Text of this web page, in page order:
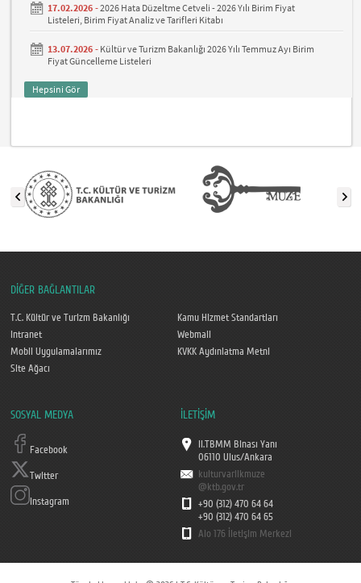
17.02.2026 -2026 Hata Düzeltme Cetveli - 2026 Yılı Birim Fiyat
Listeleri, Birim Fiyat Analiz ve Tarifleri Kitabı
13.07.2026 - Kültür ve Turizm Bakanlığı 2026 Yılı Temmuz Ayı Birim
Fiyat Güncelleme Listeleri
Hepsini Gör
DİĞER BAĞLANTILAR
T.C. Kültür ve Turizm Bakanlığı
Kamu Hizmet Standartları
Intranet
Webmail
Mobil Uygulamalarımız
KVKK Aydınlatma Metni
Site Ağacı
SOSYAL MEDYA
Facebook
Twitter
Instagram
İLETİŞİM
II.TBMM Binası Yanı
06110 Ulus/Ankara
kulturvarlikmuze
@ktb.gov.tr
+90 (312) 470 64 64
+90 (312) 470 64 65
Alo 176 İletişim Merkezi